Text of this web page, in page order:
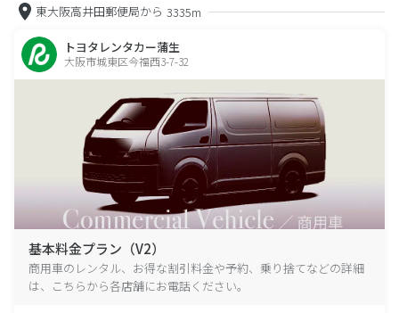
東大阪高井田郵便局から 3335m
トヨタレンタカー蒲生
大阪市城東区今福西3-7-32
基本料金プラン（V2）
商用車のレンタル、お得な割引料金や予約、乗り捨てなどの詳細
は、こちらから各店舗にお電話ください。